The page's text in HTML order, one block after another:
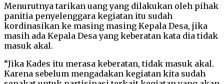
Menurutnya tarikan uang yang dilakukan oleh pihak
panitia penyelenggara kegiatan itu sudah
kordinasikan ke masing masing Kepala Desa, jika
masih ada Kepala Desa yang keberatan kata dia tidak
masuk akal.
“Jika Kades itu merasa keberatan, tidak masuk akal.
Karena sebelum mengadakan kegiatan kita sudah